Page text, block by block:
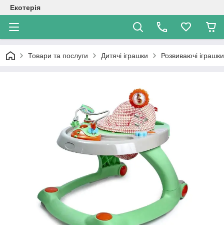
Екотерія
Товари та послуги Дитячі іграшки Розвиваючі